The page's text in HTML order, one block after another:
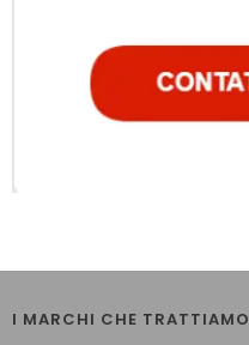
I MARCHI CHE TRATTIAMO